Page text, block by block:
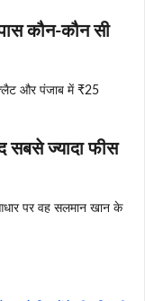
कौन-कौन सी
और पंजाब में ₹25
सबसे ज्यादा फीस
पर वह सलमान खान के